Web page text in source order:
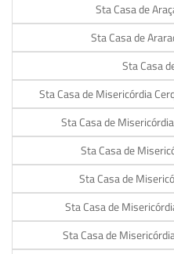
Sta Casa de
Sta Casa de
Sta Casa
Sta Casa de Misericórdia
Sta Casa de
Sta Casa de
Sta Casa de
Sta Casa de
Sta Casa de